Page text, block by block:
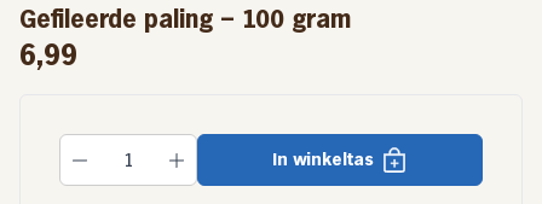
Gefileerde paling – 100 gram
6,99
In winkeltas